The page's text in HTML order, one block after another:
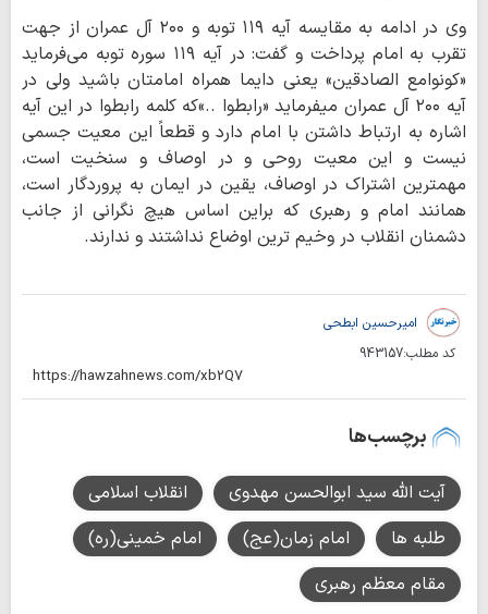
وی در ادامه به مقایسه آیه ۱۱۹ توبه و ۲۰۰ آل عمران از جهت
تقرب به امام پرداخت و گفت: در آیه ۱۱۹ سوره توبه می‌فرماید
«کونوامع الصادقین» یعنی دایما همراه امامتان باشید ولی در
آیه ۲۰۰ آل عمران میفرماید «رابطوا ..»که کلمه رابطوا در این آیه
اشاره به ارتباط داشتن با امام دارد و قطعاً این معیت جسمی
نیست و این معیت روحی و در اوصاف و سنخیت است،
مهمترین اشتراک در اوصاف، یقین در ایمان به پروردگار است،
همانند امام و رهبری که براین اساس هیچ نگرانی از جانب
دشمنان انقلاب در وخیم ترین اوضاع نداشتند و ندارند.
امیرحسین ابطحی
کد مطلب:943157
برچسب‌ها
آیت الله سید ابوالحسن مهدوی
انقلاب اسلامی
طلبه ها
امام زمان(عج)
امام خمینی(ره)
مقام معظم رهبری